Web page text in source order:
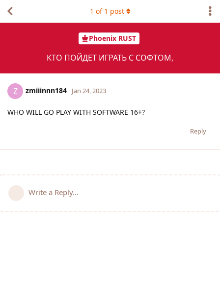
Phoenix RUST
КТО ПОЙДЕТ ИГРАТЬ С СОФТОМ,
1 of 1 post
Z zmiiinnn184 Jan 24, 2023
WHO WILL GO PLAY WITH SOFTWARE 16+?
Reply
Write a Reply...